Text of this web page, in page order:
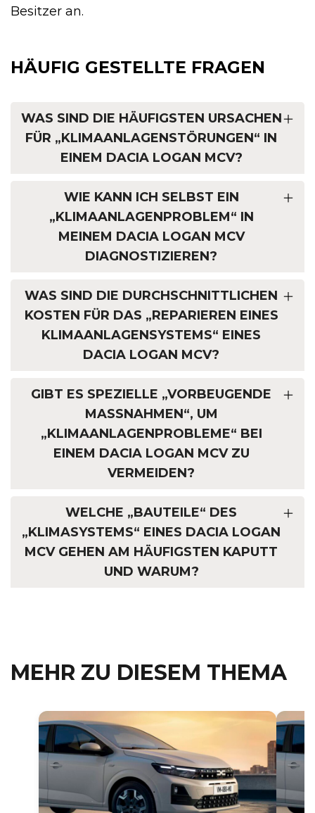
Besitzer an.
HÄUFIG GESTELLTE FRAGEN
WAS SIND DIE HÄUFIGSTEN URSACHEN
FÜR „KLIMAANLAGENSTÖRUNGEN“ IN
EINEM DACIA LOGAN MCV?
WIE KANN ICH SELBST EIN
„KLIMAANLAGENPROBLEM“ IN
MEINEM DACIA LOGAN MCV
DIAGNOSTIZIEREN?
WAS SIND DIE DURCHSCHNITTLICHEN
KOSTEN FÜR DAS „REPARIEREN EINES
KLIMAANLAGENSYSTEMS“ EINES
DACIA LOGAN MCV?
GIBT ES SPEZIELLE „VORBEUGENDE
MASSNAHMEN“, UM „
KLIMAANLAGENPROBLEME“ BEI E
INEM DACIA LOGAN MCV ZU V
ERMEIDEN?
WELCHE „BAUTEILE“ DES
„KLIMASYSTEMS“ EINES DACIA LOGAN
MCV GEHEN AM HÄUFIGSTEN KAPUTT
UND WARUM?
MEHR ZU DIESEM THEMA